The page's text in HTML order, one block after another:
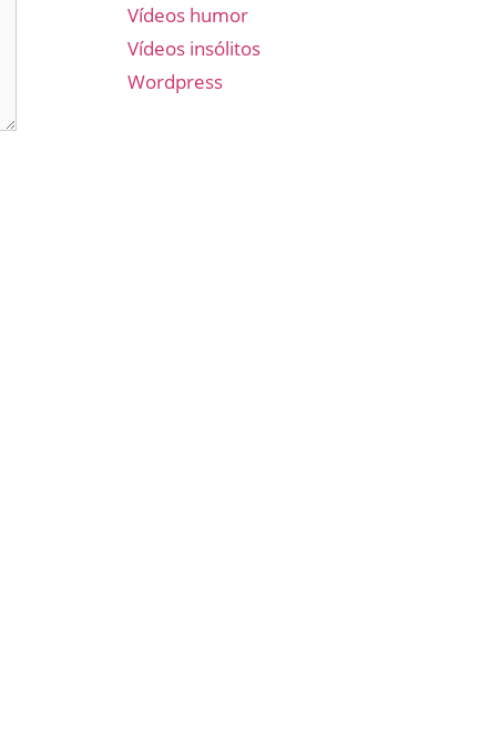
Vídeos humor
Vídeos insólitos
Wordpress